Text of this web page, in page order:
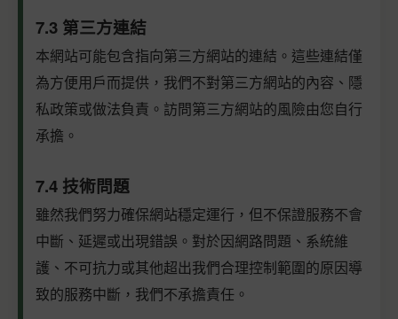
7.3 第三方連結
本網站可能包含指向第三方網站的連結。這些連結僅
為方便用戶而提供，我們不對第三方網站的內容、隱
私政策或做法負責。訪問第三方網站的風險由您自行
承擔。
7.4 技術問題
雖然我們努力確保網站穩定運行，但不保證服務不會
中斷、延遲或出現錯誤。對於因網路問題、系統維
護、不可抗力或其他超出我們合理控制範圍的原因導
致的服務中斷，我們不承擔責任。